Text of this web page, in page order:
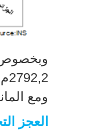
وبخصوص
2792,2م د مسجلة زيادة بنسبة (14,8
ومع
العجز